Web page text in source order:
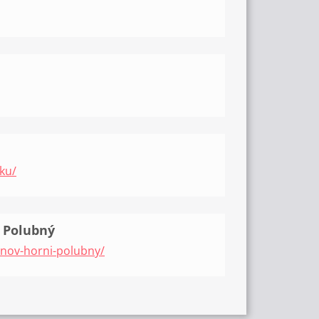
Polubný
horni-polubny/